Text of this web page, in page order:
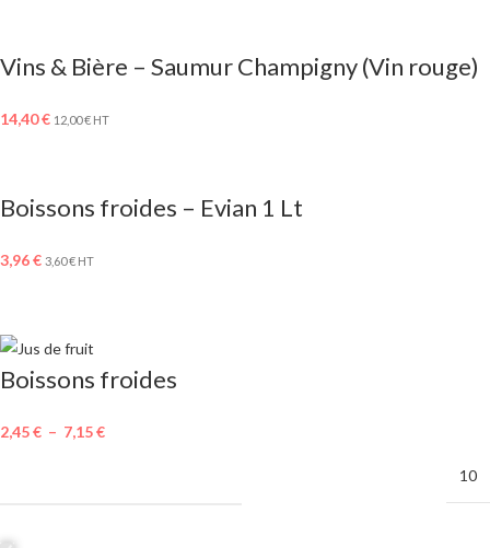
Vins & Bière – Saumur Champigny (Vin rouge)
14,40€ 12,00€ HT
Boissons froides – Evian 1 Lt
3,96€ 3,60€ HT
Boissons froides
2,45€ – 7,15€
10